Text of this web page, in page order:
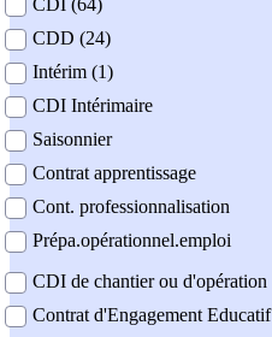
CDI (64)
CDD (24)
Intérim (1)
CDI Intérimaire
Saisonnier
Contrat apprentissage
Cont. professionnalisation
Prépa.opérationnel.emploi
CDI de chantier ou d'opération
Contrat d'Engagement Educatif